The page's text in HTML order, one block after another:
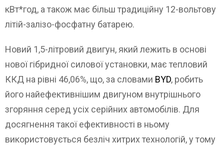
кВт*год, а також має більш традиційну 12-вольтову
літій-залізо-фосфатну батарею.
Новий 1,5-літровий двигун, який лежить в основі
нової гібридної силової установки, має тепловий
ККД на рівні 46,06%, що, за словами BYD, робить
його найефективнішим двигуном внутрішнього
згоряння серед усіх серійних автомобілів. Для
досягнення такої ефективності в ньому
використовується безліч хитрих технологій, у тому